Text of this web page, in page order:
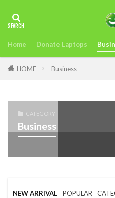
Home Donate Laptops
HOME Business
CATEGORY
Business
NEW ARRIVAL POPULAR
タグ
2022年アフリカサミット
us
visit
troops
エネルギー
オレンジデジタルセンター
ケニア
ケニアのモバイルマ送金＆
を利用者が徹底解説
スタートアップ
Swift